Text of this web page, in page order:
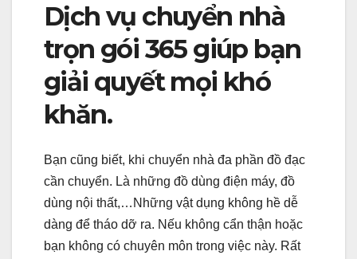
Dịch vụ chuyển nhà
trọn gói 365 giúp bạn
giải quyết mọi khó
khăn.
Bạn cũng biết, khi chuyển nhà đa phần đồ đạc
cần chuyển. Là những đồ dùng điện máy, đồ
dùng nội thất,…Những vật dụng không hề dễ
dàng để tháo dỡ ra. Nếu không cẩn thận hoặc
bạn không có chuyên môn trong việc này. Rất